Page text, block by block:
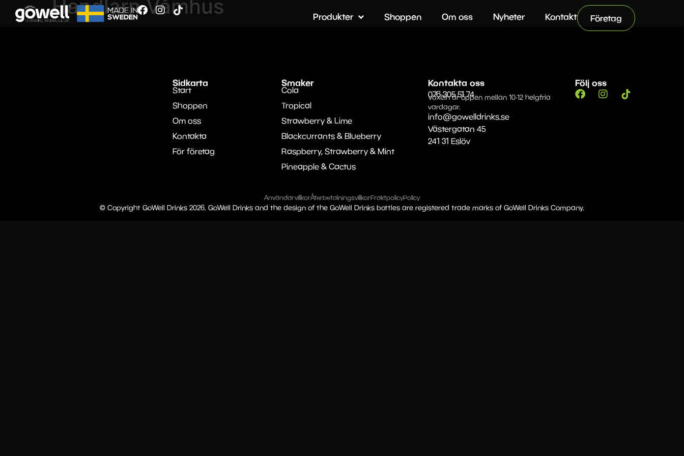
Produkter Shoppen Om oss Nyheter Kontakt Företag
Handlarn Våmhus
Sidkarta
Start
Shoppen
Om oss
Kontakta
För företag
Smaker
Cola
Tropical
Strawberry & Lime
Blackcurrants & Blueberry
Raspberry, Strawberry & Mint
Pineapple & Cactus
Kontakta oss
076-305 51 74
Växeln är öppen mellan 10-12 helgfria
vardagar.
info@gowelldrinks.se
Västergatan 45
241 31 Eslöv
Följ oss
AnvändarvillkorÅterbetalningsvillkorFraktpolicyPolicy
© Copyright GoWell Drinks 2026. GoWell Drinks and the design of the GoWell Drinks bottles are registered trade marks of GoWell Drinks Company.